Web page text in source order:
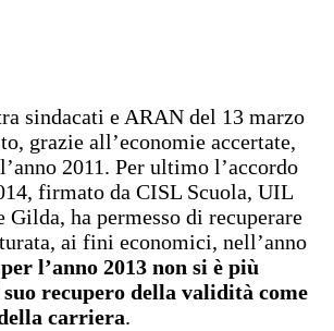
sindacati e ARAN del 13 marzo
grazie all’economie accertate,
2011. Per ultimo l’accordo
firmato da CISL Scuola, UIL
Gilda, ha permesso di recuperare
ai fini economici, nell’anno
l’anno 2013 non si è più
recupero della validità come
carriera.